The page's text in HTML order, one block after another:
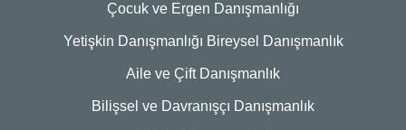
Çocuk ve Ergen Danışmanlığı
Yetişkin Danışmanlığı Bireysel Danışmanlık
Aile ve Çift Danışmanlık
Bilişsel ve Davranışçı Danışmanlık